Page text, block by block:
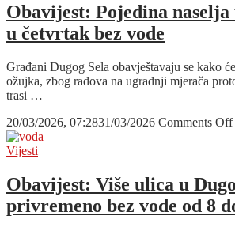
Obavijest: Pojedina naselja
u četvrtak bez vode
Građani Dugog Sela obavještavaju se kako
ožujka, zbog radova na ugradnji mjerača
trasi …
20/03/2026, 07:2831/03/2026 Comments Off
Vijesti
Obavijest: Više ulica u
privremeno bez vode od 8